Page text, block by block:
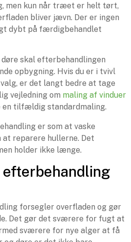
men kun når træet er helt tørt,
bliver jævn. Der er ingen
dybt på færdigbehandlet
døre skal efterbehandlingen
opbygning. Hvis du er i tvivl
er det langt bedre at tage
vejledning om maling af vinduer
tilfældig standardmaling.
er som at vaske
at reparere hullerne. Det
holder ikke længe.
forsegler overfladen og gør
Det gør det sværere for fugt at
sværere for nye alger at få